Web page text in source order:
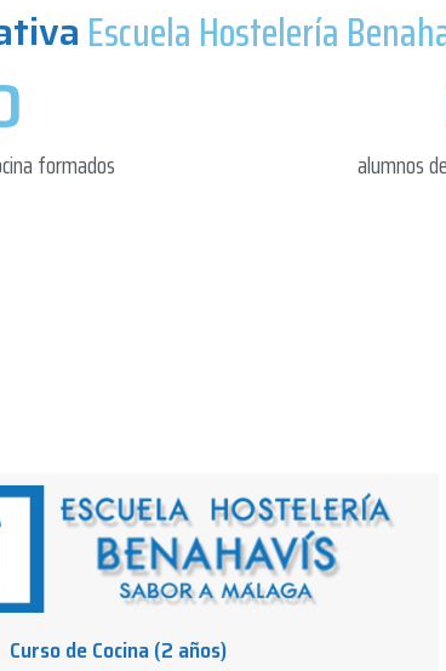
Escuela Hostelería
formados​ alumnos
Curso de Cocina (2 años)